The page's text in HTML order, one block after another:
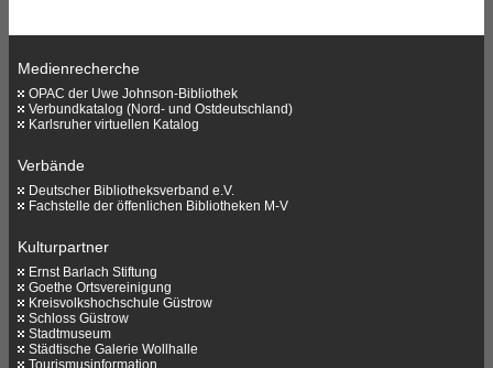
Medienrecherche
OPAC der Uwe Johnson-Bibliothek
Verbundkatalog (Nord- und Ostdeutschland)
Karlsruher virtuellen Katalog
Verbände
Deutscher Bibliotheksverband e.V.
Fachstelle der öffenlichen Bibliotheken M-V
Kulturpartner
Ernst Barlach Stiftung
Goethe Ortsvereinigung
Kreisvolkshochschule Güstrow
Schloss Güstrow
Stadtmuseum
Städtische Galerie Wollhalle
Tourismusinformation